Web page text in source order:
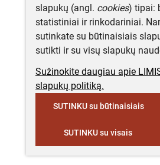
slapukų (angl. cookies) tipai:
statistiniai ir rinkodariniai.
sutinkate su būtinaisiais
sutikti ir su visų slapukų
Sužinokite daugiau apie
slapukų politiką.
SUTINKU su būtinaisiais
SUTINKU su visais